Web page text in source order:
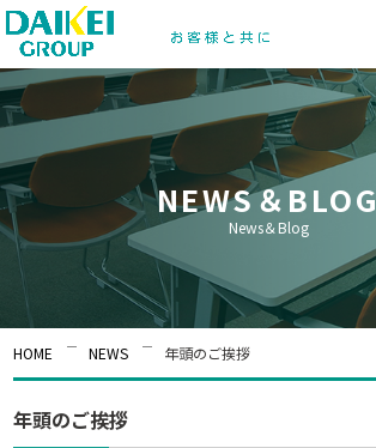
NEWS＆BLOG
News＆Blog
HOME NEWS 年頭のご挨拶
年頭のご挨拶